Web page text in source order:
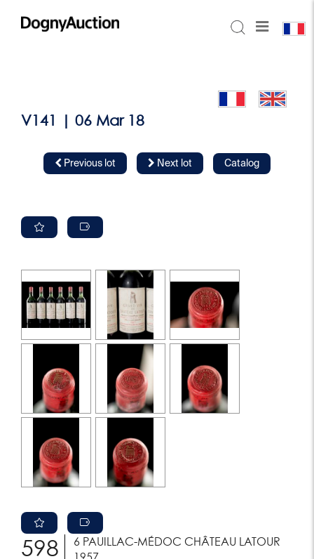
V141 | 06 Mar 18
Previous lot Next lot Catalog
598
6 PAUILLAC-MÉDOC CHÂTEAU LATOUR